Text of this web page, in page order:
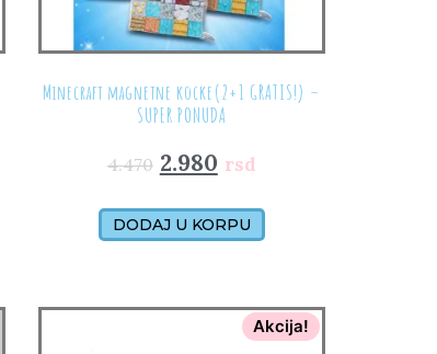
Minecraft magnetne kocke(2+1 GRATIS!) –
SUPER PONUDA
4.470 2.980 rsd
DODAJ U KORPU
Akcija!